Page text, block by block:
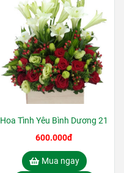
Hoa Tình Yêu Bình Dương 21
600.000đ
Mua ngay